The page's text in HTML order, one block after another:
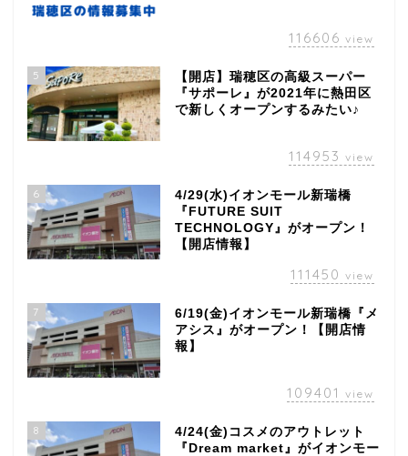
116606 view
5
【開店】瑞穂区の高級スーパー
『サポーレ』が2021年に熱田区
で新しくオープンするみたい♪
114953 view
6
4/29(水)イオンモール新瑞橋
『FUTURE SUIT
TECHNOLOGY』がオープン！
【開店情報】
111450 view
7
6/19(金)イオンモール新瑞橋『メ
アシス』がオープン！【開店情
報】
109401 view
8
4/24(金)コスメのアウトレット
『Dream market』がイオンモー